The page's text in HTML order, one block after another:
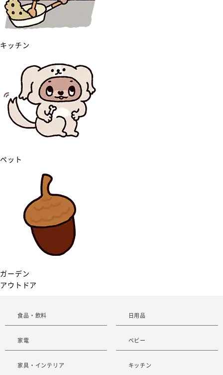
キッチン
ペット
ガーデン
アウトドア
食品・飲料 日用品
家電 ベビー
家具・インテリア キッチン